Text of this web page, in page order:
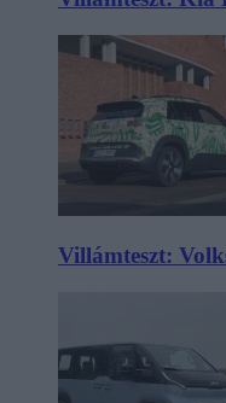
Villámteszt: